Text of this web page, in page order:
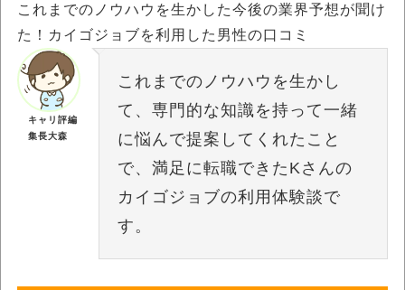
これまでのノウハウを生かした今後の業界予想が聞け
た！カイゴジョブを利用した男性の口コミ
キャリ評編
集長大森
これまでのノウハウを生かし
て、専門的な知識を持って一緒
に悩んで提案してくれたこと
で、満足に転職できたKさんの
カイゴジョブの利用体験談で
す。